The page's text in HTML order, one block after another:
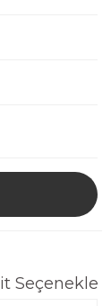
Seçenekleri